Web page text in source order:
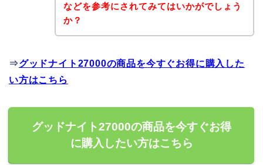
などを参考にされてみてはいかがでしょう
か？
⇒グッドナイト27000の商品を今すぐお得に購入した
い方はこちら
グッドナイト27000の商品を今すぐお得
に購入したい方はこちら